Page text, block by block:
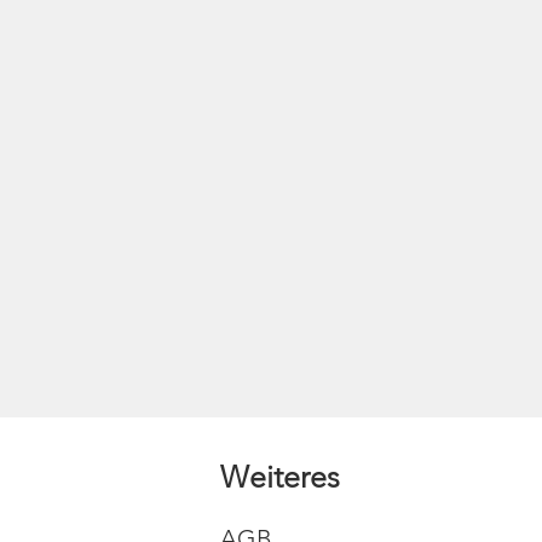
Weiteres